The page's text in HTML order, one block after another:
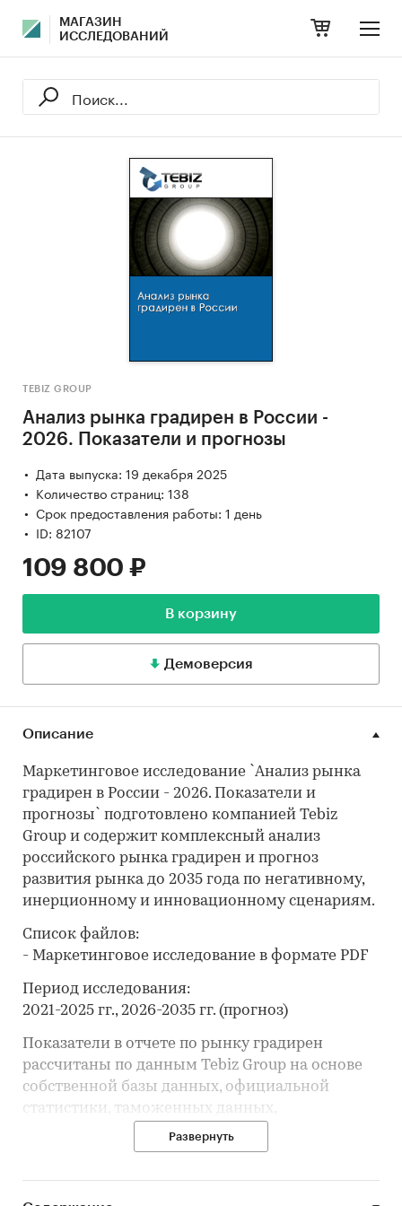
МАГАЗИН
ИССЛЕДОВАНИЙ
TEBIZ GROUP
Анализ рынка градирен в России -
2026. Показатели и прогнозы
Дата выпуска: 19 декабря 2025
Количество страниц: 138
Срок предоставления работы: 1 день
ID: 82107
109 800 ₽
В корзину
Демоверсия
Описание
Маркетинговое исследование `Анализ рынка
градирен в России - 2026. Показатели и
прогнозы` подготовлено компанией Tebiz
Group и содержит комплексный анализ
российского рынка градирен и прогноз
развития рынка до 2035 года по негативному,
инерционному и инновационному сценариям.
Список файлов:
- Маркетинговое исследование в формате PDF
Период исследования:
2021-2025 гг., 2026-2035 гг. (прогноз)
Показатели в отчете по рынку градирен
рассчитаны по данным Tebiz Group на основе
собственной базы данных, официальной
статистики, таможенных данных,
корпоративной отчётности, вторичной
информации, открытых и закрытых баз
Развернуть